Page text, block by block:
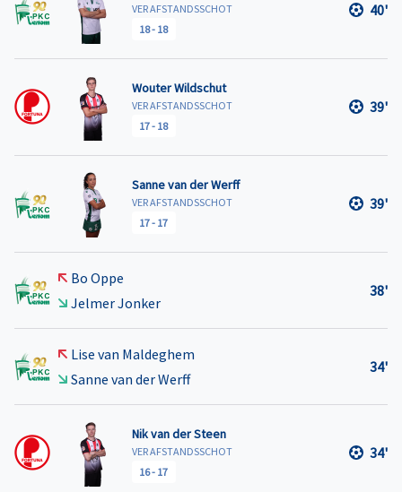
VER AFSTANDSSCHOT
18- 18
40'
Wouter Wildschut
VER AFSTANDSSCHOT
17- 18
39'
Sanne van der Werff
VER AFSTANDSSCHOT
17- 17
39'
Bo Oppe
Jelmer Jonker
38'
Lise van Maldeghem
Sanne van der Werff
34'
Nik van der Steen
VER AFSTANDSSCHOT
16- 17
34'